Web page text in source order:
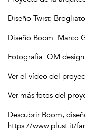
Diseño Twist:
Diseño Boom: Marco
Fotografía: OM design
Ver el vídeo del
Ver más fotos del
Descubrir Boom,
https://www.plust.it/